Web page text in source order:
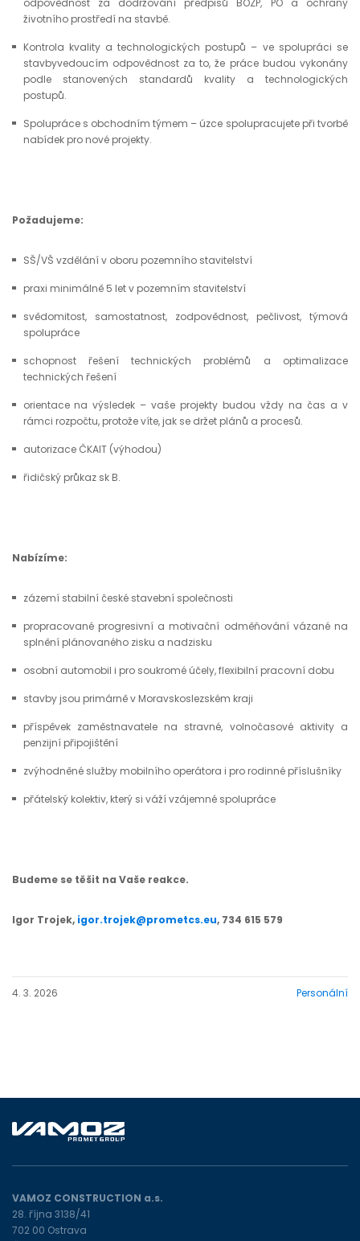
odpovědnost za dodržování předpisů BOZP, PO a ochrany
životního prostředí na stavbě.
Kontrola kvality a technologických postupů – ve spolupráci se
stavbyvedoucím odpovědnost za to, že práce budou vykonány
podle stanovených standardů kvality a technologických
postupů.
Spolupráce s obchodním týmem – úzce spolupracujete při tvorbě
nabídek pro nové projekty.
Požadujeme:
SŠ/VŠ vzdělání v oboru pozemního stavitelství
praxi minimálně 5 let v pozemním stavitelství
svědomitost, samostatnost, zodpovědnost, pečlivost, týmová
spolupráce
schopnost řešení technických problémů a optimalizace
technických řešení
orientace na výsledek – vaše projekty budou vždy na čas a v
rámci rozpočtu, protože víte, jak se držet plánů a procesů.
autorizace ČKAIT (výhodou)
řidičský průkaz sk B.
Nabízíme:
zázemí stabilní české stavební společnosti
propracované progresivní a motivační odměňování vázané na
splnění plánovaného zisku a nadzisku
osobní automobil i pro soukromé účely, flexibilní pracovní dobu
stavby jsou primárně v Moravskoslezském kraji
příspěvek zaměstnavatele na stravné, volnočasové aktivity a
penzijní připojištění
zvýhodněné služby mobilního operátora i pro rodinné příslušníky
přátelský kolektiv, který si váží vzájemné spolupráce
Budeme se těšit na Vaše reakce.
Igor Trojek, igor.trojek@prometcs.eu, 734 615 579
4. 3. 2026 Personální
VAMOZ CONSTRUCTION a.s.
28. října 3138/41
702 00 Ostrava